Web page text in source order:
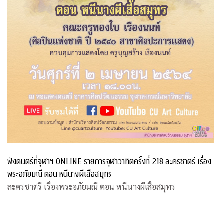
ฟังดนตรีที่จุฬาฯ ONLINE รายการจุฬาวาทิตครั้งที่ 218 ละครชาตรี เรื่อง
พระอภัยมณี ตอน หนีนางผีเสื้อสมุทร
ละครชาตรี เรื่องพระอภัยมณี ตอน หนีนางผีเสื้อสมุทร